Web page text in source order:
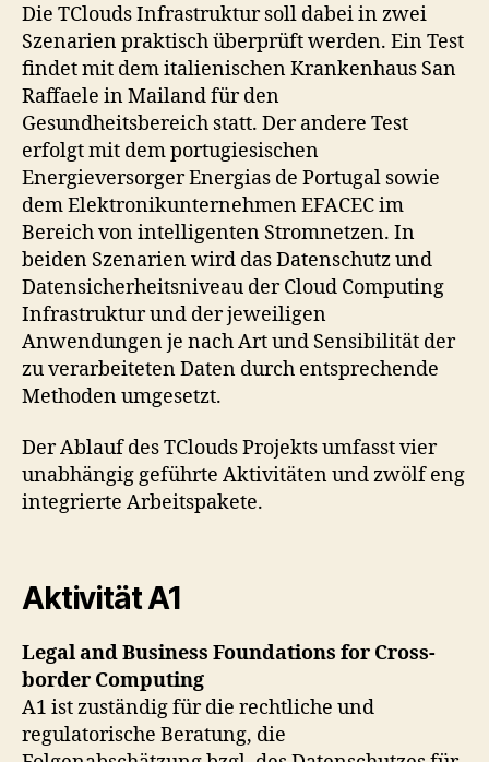
Die TClouds Infrastruktur soll dabei in zwei
Szenarien praktisch überprüft werden. Ein Test
findet mit dem italienischen Krankenhaus San
Raffaele in Mailand für den
Gesundheitsbereich statt. Der andere Test
erfolgt mit dem portugiesischen
Energieversorger Energias de Portugal sowie
dem Elektronikunternehmen EFACEC im
Bereich von intelligenten Stromnetzen. In
beiden Szenarien wird das Datenschutz und
Datensicherheitsniveau der Cloud Computing
Infrastruktur und der jeweiligen
Anwendungen je nach Art und Sensibilität der
zu verarbeiteten Daten durch entsprechende
Methoden umgesetzt.
Der Ablauf des TClouds Projekts umfasst vier
unabhängig geführte Aktivitäten und zwölf eng
integrierte Arbeitspakete.
Aktivität A1
Legal and Business Foundations for Cross-
border Computing
A1 ist zuständig für die rechtliche und
regulatorische Beratung, die